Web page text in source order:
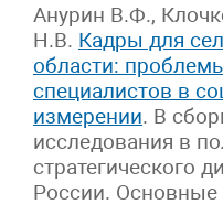
Анурин В.Ф.,
Н.В. Кадры для
области:
специалистов в
измерении. В
исследования в
стратегического
России. Основные